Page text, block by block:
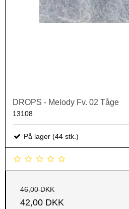
DROPS - Melody Fv. 02 Tåge
13108
På lager (44 stk.)
46,00 DKK
42,00 DKK